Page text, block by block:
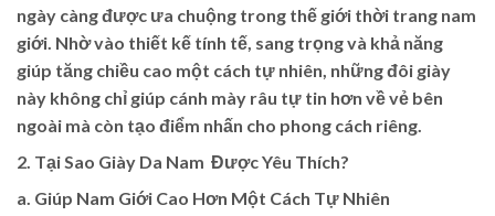
ngày càng được ưa chuộng trong thế giới thời trang nam
giới. Nhờ vào thiết kế tính tế, sang trọng và khả năng
giúp tăng chiều cao một cách tự nhiên, những đôi giày
này không chỉ giúp cánh mày râu tự tin hơn về vẻ bên
ngoài mà còn tạo điểm nhấn cho phong cách riêng.
2. Tại Sao Giày Da Nam Được Yêu Thích?
a. Giúp Nam Giới Cao Hơn Một Cách Tự Nhiên